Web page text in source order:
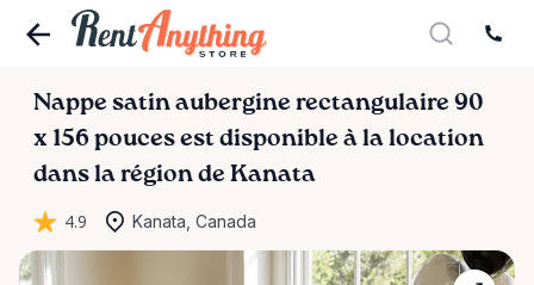
Nappe satin aubergine rectangulaire 90
x 156 pouces est disponible à la location
dans la région de Kanata
4.9 Kanata, Canada